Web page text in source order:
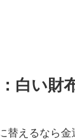
白い財
替えるなら